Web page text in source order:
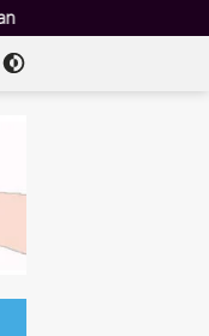
Taman: Hadir di